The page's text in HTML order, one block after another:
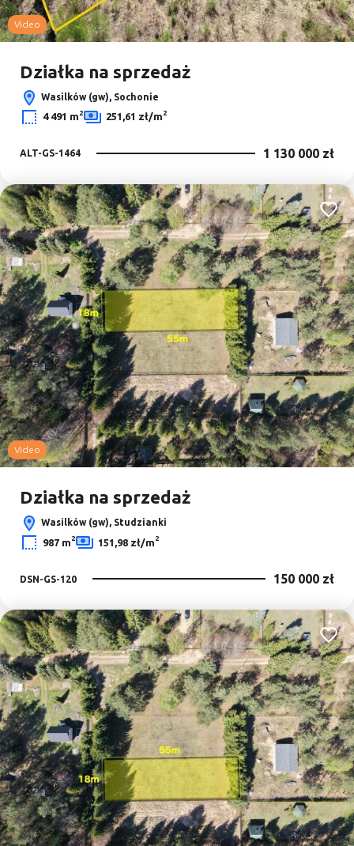
Video
Działka na sprzedaż
Wasilków (gw), Sochonie
4 491 m2 251,61 zł/m2
ALT-GS-1464 1 130 000 zł
Video
Działka na sprzedaż
Wasilków (gw), Studzianki
987 m2 151,98 zł/m2
DSN-GS-120 150 000 zł